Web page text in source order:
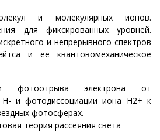
и молекулярных ионов.
для фиксированных уровней.
и непрерывного спектров
и ее квантовомеханическое
фотоотрыва электрона от
H- и фотодиссоциации иона H2+ к
фотосферах.
теория рассеяния света